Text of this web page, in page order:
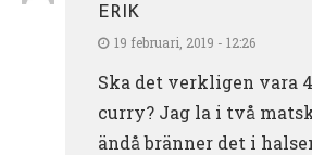
ERIK
19 februari, 2019 - 12:26
Ska det verkligen vara
curry? Jag la i två
ändå bränner det i